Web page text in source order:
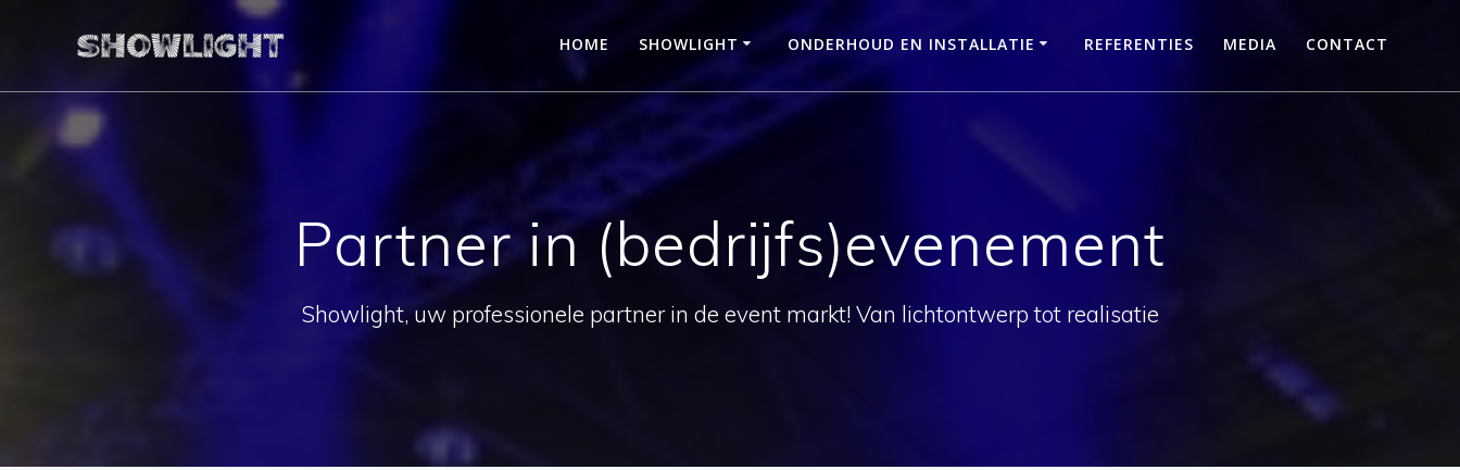
inhoud
HOME SHOWLIGHT ONDERHOUD EN INSTALLATIE REFERENTIES MEDIA CONTACT
Partner in (bedrijfs)evenement
Showlight, uw professionele partner in de event markt! Van lichtontwerp tot realisatie